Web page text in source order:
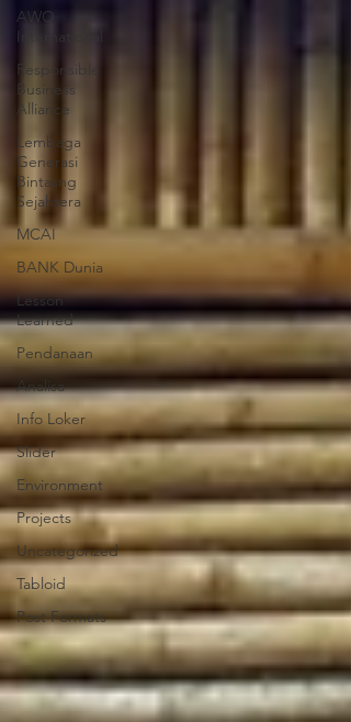
AWO
International
Responsible
Business
Alliance
Lembaga
Generasi
Bintasng
Sejahtera
MCAI
BANK Dunia
Lesson
Learned
Pendanaan
Analisa
Info Loker
Slider
Environment
Projects
Uncategorized
Tabloid
Post Formats